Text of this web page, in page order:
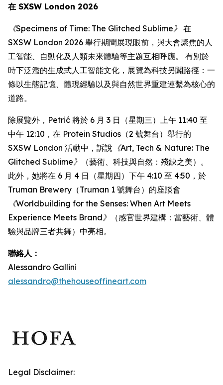
在 SXSW London 2026
《Specimens of Time: The Glitched Sublime》 在
SXSW London 2026 舉行期間展現眼前，與大會聚焦的人
工智能、自動化及人類未來體驗等主題互相呼應。 有別於
時下泛濫的生成式人工智能文化，展覽為科技另闢路徑：一
條以生態記憶、體現經驗以及與自然世界重建連繫為核心的
道路。
除展覽外，Petrić 將於 6 月 3 日（星期三）上午 11:40 至
中午 12:10，在 Protein Studios（2 號舞台）舉行的
SXSW London 活動中，訴說 《Art, Tech & Nature: The
Glitched Sublime》
（藝術、科技與自然：殘缺之美）。
此外，她將在 6 月 4 日（星期四）下午 4:10 至 4:50，於
Truman Brewery（Truman 1 號舞台）的座談會
《Worldbuilding for the Senses: When Art Meets
Experience Meets Brand》
（感官世界建構：當藝術、體
驗與品牌三者共舞）中亮相。
聯絡人：
Alessandro Gallini
alessandro@thehouseoffineart.com
Legal Disclaimer: